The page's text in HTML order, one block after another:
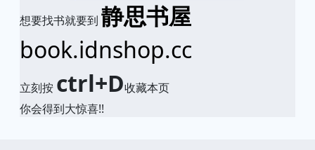
想要找书就要到 静思书屋
book.idnshop.cc
立刻按 ctrl+D收藏本页
你会得到大惊喜!!